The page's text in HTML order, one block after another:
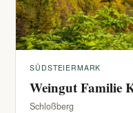
SÜDSTEIERMARK
Weingut Familie
Schloßberg